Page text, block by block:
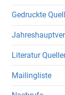
Gedruckte
Literatur
Mailingliste